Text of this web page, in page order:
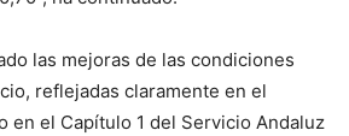
las mejoras de las condiciones
reflejadas claramente en el
en el Capítulo 1 del Servicio Andaluz